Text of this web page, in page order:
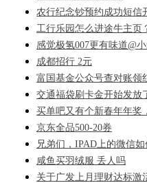
农行纪念钞预约成功短信
工行乐园怎么进途牛主页
感觉极氢007更有味道@
成都招行 2元
富国基金公众号查对账领
交通福袋刷卡金开始发放
买单吧又有个新春年年奖
京东全品500-20券
兄弟们，IPAD上的微信
咸鱼买羽绒服 丢人吗
关于广发上月理财达标激